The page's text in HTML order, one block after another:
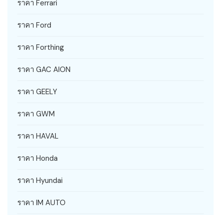
ราคา Ferrari
ราคา Ford
ราคา Forthing
ราคา GAC AION
ราคา GEELY
ราคา GWM
ราคา HAVAL
ราคา Honda
ราคา Hyundai
ราคา IM AUTO